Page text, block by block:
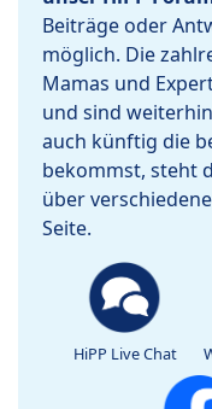
Beiträge oder
möglich. Die
Mamas und
und sind
auch künftig die
bekommst, steht
über
Seite.
HiPP Live Chat